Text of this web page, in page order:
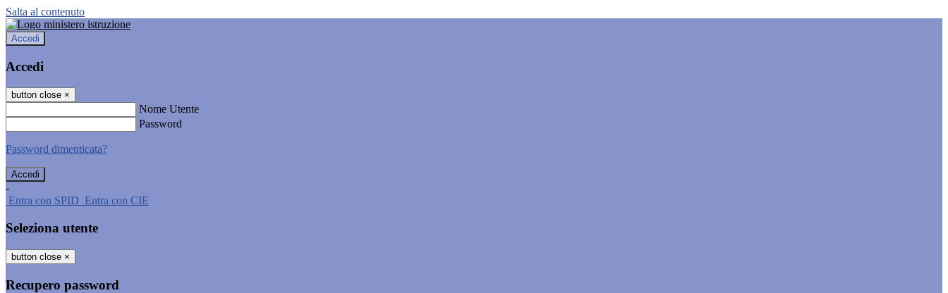
Salta al contenuto
Accedi
Accedi
button close ×
Nome Utente
Password
Password dimenticata?
-
Entra con SPID Entra con CIE
Seleziona utente
button close ×
Recupero password